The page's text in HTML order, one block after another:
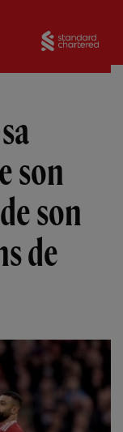
son
son
de